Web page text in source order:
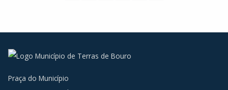
Praça do Município